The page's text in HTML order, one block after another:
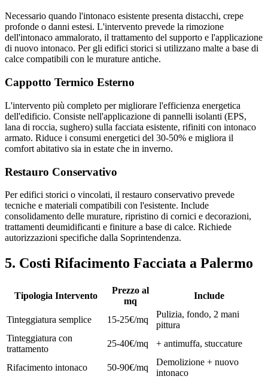
Necessario quando l'intonaco esistente presenta distacchi, crepe
profonde o danni estesi. L'intervento prevede la rimozione
dell'intonaco ammalorato, il trattamento del supporto e l'applicazione
di nuovo intonaco. Per gli edifici storici si utilizzano malte a base di
calce compatibili con le murature antiche.
Cappotto Termico Esterno
L'intervento più completo per migliorare l'efficienza energetica
dell'edificio. Consiste nell'applicazione di pannelli isolanti (EPS,
lana di roccia, sughero) sulla facciata esistente, rifiniti con intonaco
armato. Riduce i consumi energetici del 30-50% e migliora il
comfort abitativo sia in estate che in inverno.
Restauro Conservativo
Per edifici storici o vincolati, il restauro conservativo prevede
tecniche e materiali compatibili con l'esistente. Include
consolidamento delle murature, ripristino di cornici e decorazioni,
trattamenti deumidificanti e finiture a base di calce. Richiede
autorizzazioni specifiche dalla Soprintendenza.
5. Costi Rifacimento Facciata a Palermo
Tipologia Intervento
Prezzo al
mq
Include
Tinteggiatura semplice 15-25€/mq
Pulizia, fondo, 2 mani
pittura
Tinteggiatura con
trattamento
25-40€/mq + antimuffa, stuccature
Rifacimento intonaco 50-90€/mq
Demolizione + nuovo
intonaco